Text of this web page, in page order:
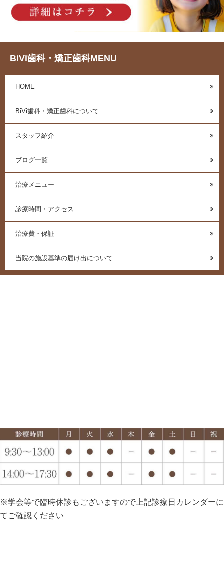
BiVi歯科・矯正歯科MENU
HOME
BiVi歯科・矯正歯科について
スタッフ紹介
ブログ一覧
治療メニュー
診療時間・アクセス
治療費・保証
当院の施設基準の届け出について
※学会等で臨時休診もございますので上記診療日カレンダーに
てご確認ください